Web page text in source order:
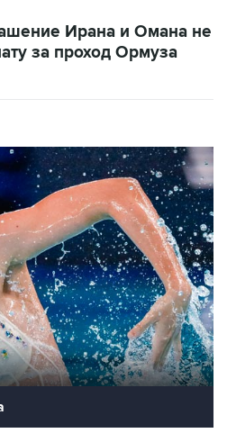
Ирана и Омана не
за проход Ормуза